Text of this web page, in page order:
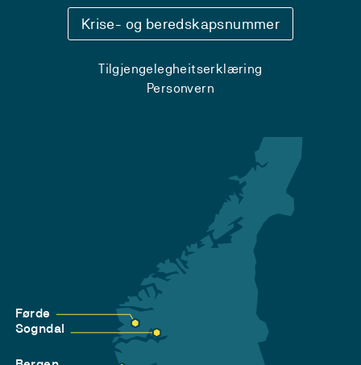
Krise- og beredskapsnummer
Tilgjengelegheitserklæring
Personvern
Førde
Sogndal